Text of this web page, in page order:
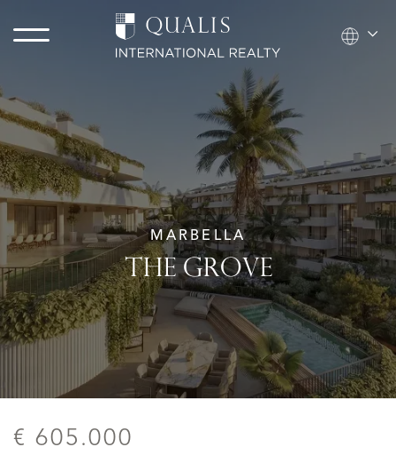
MARBELLA
THE GROVE
€ 605.000